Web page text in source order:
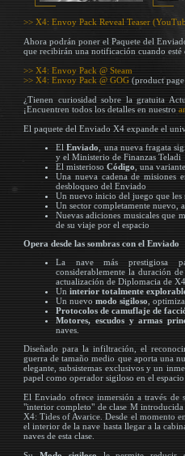
>> X4: Envoy Pack Reveal Teaser
Ahora podrán poner el Paquete del
que recibirán una notificación cuando esté
>> X4: Envoy Pack @ Steam
>> X4: Envoy Pack @ GOG(product
¿Tienen curiosidad sobre la gratuita
¡Encuentren todos los detalles en nuestro
El paquete del Enviado X4 expande el
ElEnviado, una nueva fragata
y el Ministerio de Finanzas Teladi
El misteriosoCódigo, una
Una nueva cadena de misiones
desbloqueo del Enviado
Un nuevo inicio del juego que les
Un sector completamente nuevo,
Nuevas adiciones musicales que
de su viaje por el espacio
Opera desde las sombras con el Enviado
La nave más prestigiosa
considerablemente la duración
actualización de Diplomacia de
Un interior totalmente
Un nuevo modo sigiloso ,
Protocolos de camuflaje de
Motores, escudos y armas
naves.
Diseñado para la infiltración, el
guerra de tamaño medio que aporta una
elegante, subsistemas exclusivos y un
papel como operador sigiloso en el
El Enviado ofrece inmersión a través de
"interior completo" de clase M
X4: Tides of Avarice. Desde el momento
el interior de la nave hasta llegar a la
naves de esta clase.